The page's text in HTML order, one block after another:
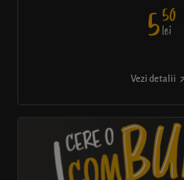
550
lei
Vezi detalii